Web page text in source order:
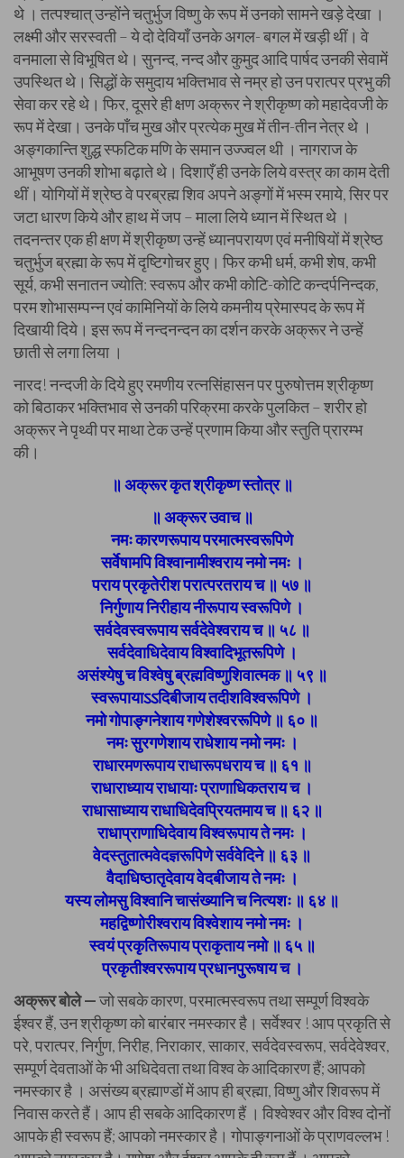
थे । तत्पश्चात् उन्होंने चतुर्भुज विष्णु के रूप में उनको सामने खड़े देखा ।
लक्ष्मी और सरस्वती – ये दो देवियाँ उनके अगल- बगल में खड़ी थीं। वे
वनमाला से विभूषित थे। सुनन्द, नन्द और कुमुद आदि पार्षद उनकी सेवामें
उपस्थित थे। सिद्धों के समुदाय भक्तिभाव से नम्र हो उन परात्पर प्रभु की
सेवा कर रहे थे। फिर, दूसरे ही क्षण अक्रूर ने श्रीकृष्ण को महादेवजी के
रूप में देखा। उनके पाँच मुख और प्रत्येक मुख में तीन-तीन नेत्र थे ।
अङ्गकान्ति शुद्ध स्फटिक मणि के समान उज्ज्वल थी । नागराज के
आभूषण उनकी शोभा बढ़ाते थे। दिशाएँ ही उनके लिये वस्त्र का काम देती
थीं। योगियों में श्रेष्ठ वे परब्रह्म शिव अपने अङ्गों में भस्म रमाये, सिर पर
जटा धारण किये और हाथ में जप – माला लिये ध्यान में स्थित थे ।
तदनन्तर एक ही क्षण में श्रीकृष्ण उन्हें ध्यानपरायण एवं मनीषियों में श्रेष्ठ
चतुर्भुज ब्रह्मा के रूप में दृष्टिगोचर हुए। फिर कभी धर्म, कभी शेष, कभी
सूर्य, कभी सनातन ज्योति: स्वरूप और कभी कोटि-कोटि कन्दर्पनिन्दक,
परम शोभासम्पन्न एवं कामिनियों के लिये कमनीय प्रेमास्पद के रूप में
दिखायी दिये। इस रूप में नन्दनन्दन का दर्शन करके अक्रूर ने उन्हें
छाती से लगा लिया ।
नारद! नन्दजी के दिये हुए रमणीय रत्नसिंहासन पर पुरुषोत्तम श्रीकृष्ण
को बिठाकर भक्तिभाव से उनकी परिक्रमा करके पुलकित – शरीर हो
अक्रूर ने पृथ्वी पर माथा टेक उन्हें प्रणाम किया और स्तुति प्रारम्भ
की।
॥ अक्रूर कृत श्रीकृष्ण स्तोत्र ॥
॥ अक्रूर उवाच ॥
नमः कारणरूपाय परमात्मस्वरूपिणे
सर्वेषामपि विश्वानामीश्वराय नमो नमः ।
पराय प्रकृतेरीश परात्परतराय च ॥ ५७ ॥
निर्गुणाय निरीहाय नीरूपाय स्वरूपिणे ।
सर्वदेवस्वरूपाय सर्वदेवेश्वराय च ॥ ५८ ॥
सर्वदेवाधिदेवाय विश्वादिभूतरूपिणे ।
असंश्येषु च विश्वेषु ब्रह्मविष्णुशिवात्मक ॥ ५९ ॥
स्वरूपायाऽऽदिबीजाय तदीशविश्वरूपिणे ।
नमो गोपाङ्गनेशाय गणेशेश्वररूपिणे ॥ ६० ॥
नमः सुरगणेशाय राधेशाय नमो नमः ।
राधारमणरूपाय राधारूपधराय च ॥ ६१ ॥
राधाराध्याय राधायाः प्राणाधिकतराय च ।
राधासाध्याय राधाधिदेवप्रियतमाय च ॥ ६२ ॥
राधाप्राणाधिदेवाय विश्वरूपाय ते नमः ।
वेदस्तुतात्मवेदज्ञरूपिणे सर्ववेदिने ॥ ६३ ॥
वैदाधिष्ठातृदेवाय वेदबीजाय ते नमः ।
यस्य लोमसु विश्वानि चासंख्यानि च नित्यशः ॥ ६४ ॥
महद्विष्णोरीश्वराय विश्वेशाय नमो नमः ।
स्वयं प्रकृतिरूपाय प्राकृताय नमो ॥ ६५ ॥
प्रकृतीश्वररूपाय प्रधानपुरूषाय च ।
अक्रूर बोले —जो सबके कारण, परमात्मस्वरूप तथा सम्पूर्ण विश्वके
ईश्वर हैं, उन श्रीकृष्ण को बारंबार नमस्कार है। सर्वेश्वर ! आप प्रकृति से
परे, परात्पर, निर्गुण, निरीह, निराकार, साकार, सर्वदेवस्वरूप, सर्वदेवेश्वर,
सम्पूर्ण देवताओं के भी अधिदेवता तथा विश्व के आदिकारण हैं; आपको
नमस्कार है । असंख्य ब्रह्माण्डों में आप ही ब्रह्मा, विष्णु और शिवरूप में
निवास करते हैं। आप ही सबके आदिकारण हैं । विश्वेश्वर और विश्व दोनों
आपके ही स्वरूप हैं; आपको नमस्कार है। गोपाङ्गनाओं के प्राणवल्लभ !